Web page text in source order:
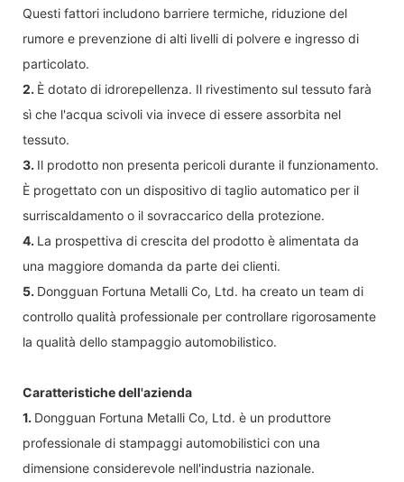
Questi fattori includono barriere termiche, riduzione del
rumore e prevenzione di alti livelli di polvere e ingresso di
particolato.
2. È dotato di idrorepellenza. Il rivestimento sul tessuto farà
sì che l'acqua scivoli via invece di essere assorbita nel
tessuto.
3. Il prodotto non presenta pericoli durante il funzionamento.
È progettato con un dispositivo di taglio automatico per il
surriscaldamento o il sovraccarico della protezione.
4. La prospettiva di crescita del prodotto è alimentata da
una maggiore domanda da parte dei clienti.
5. Dongguan Fortuna Metalli Co, Ltd. ha creato un team di
controllo qualità professionale per controllare rigorosamente
la qualità dello stampaggio automobilistico.
Caratteristiche dell'azienda
1. Dongguan Fortuna Metalli Co, Ltd. è un produttore
professionale di stampaggi automobilistici con una
dimensione considerevole nell'industria nazionale.